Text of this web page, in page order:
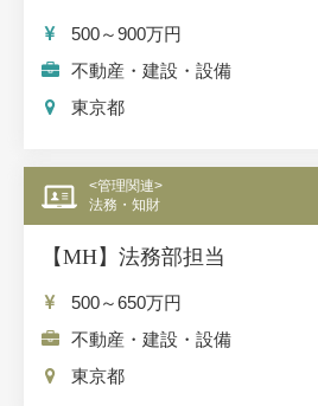
500～900万円
不動産・建設・設備
東京都
<管理関連>
法務・知財
【MH】法務部担当
500～650万円
不動産・建設・設備
東京都